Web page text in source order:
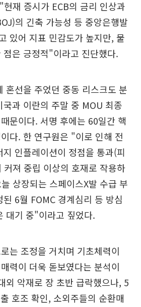
재 증시가 ECB의 금리 인상과
의 긴축 가능성 등 중앙은행발
있어 지표 민감도가 높지만, 물
점은 긍정적"이라고 진단했다.
혼선을 주었던 중동 리스크도 분
과 이란의 주말 중 MOU 최종
문이다. 서명 후에는 60일간 핵
다. 한 연구원은 "이로 인해 전
인플레이션이 정점을 통과(피
커져 중립 이상의 호재로 작용하
상장되는 스페이스X발 수급 부
6월 FOMC 경계심리 등 방심
대기 중"이라고 짚었다.
는 조정을 거치며 기초체력이
력이 더욱 돋보였다는 분석이
외 악재로 장 초반 급락했으나, 5
호조 확인, 소외주들의 순환매